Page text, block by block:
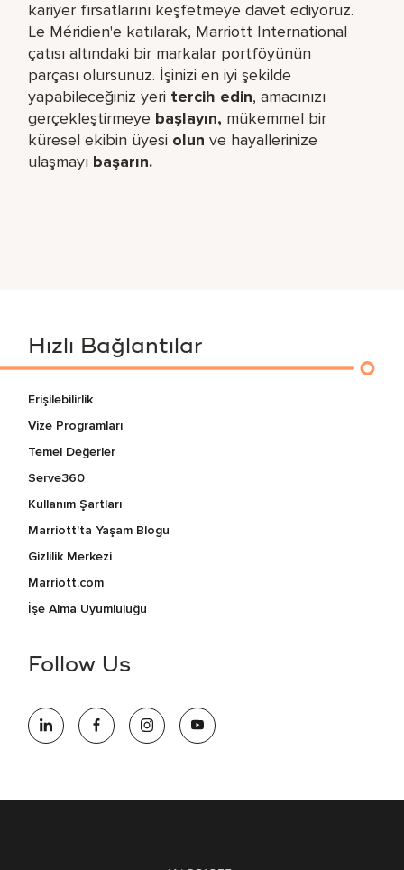
kariyer fırsatlarını keşfetmeye davet ediyoruz.
Le Méridien'e katılarak, Marriott International
çatısı altındaki bir markalar portföyünün
parçası olursunuz. İşinizi en iyi şekilde
yapabileceğiniz yeri​ tercih edin, amacınızı
gerçekleştirmeye başlayın, mükemmel bir
küresel​ ekibin üyesi olun ve hayallerinize
ulaşmayı başarın.
Hızlı Bağlantılar
Erişilebilirlik
Vize Programları
Temel Değerler
Serve360
Kullanım Şartları
Marriott'ta Yaşam Blogu
Gizlilik Merkezi
Marriott.com
İşe Alma Uyumluluğu
Follow Us